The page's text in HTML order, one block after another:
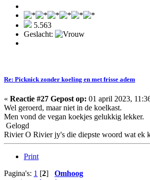
5.563
Geslacht:
Re: Picknick zonder koeling en met frisse adem
« Reactie #27 Gepost op: 01 april 2023,
Wel geroerd, maar niet in de koelkast.
Men vond de vegan koekjes gelukkig lekker.
Gelogd
Rivier O Rivier jy's die diepste woord wat ek
Print
Pagina's: 1 [2] Omhoog